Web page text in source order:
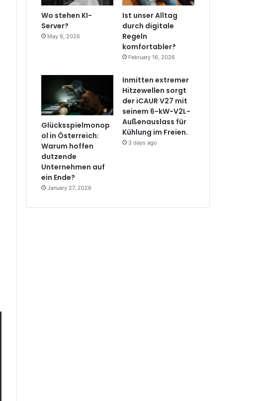
Wo stehen KI-
Server?
May 6, 2026
Ist unser Alltag
durch digitale
Regeln
komfortabler?
February 16, 2026
Glücksspielmonop
ol in Österreich:
Warum hoffen
dutzende
Unternehmen auf
ein Ende?
January 27, 2026
Inmitten extremer
Hitzewellen sorgt
der iCAUR V27 mit
seinem 6-kW-V2L-
Außenauslass für
Kühlung im Freien.
3 days ago